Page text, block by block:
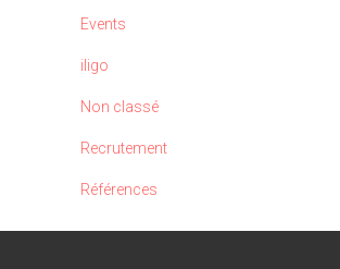
Events
iligo
Non classé
Recrutement
Références